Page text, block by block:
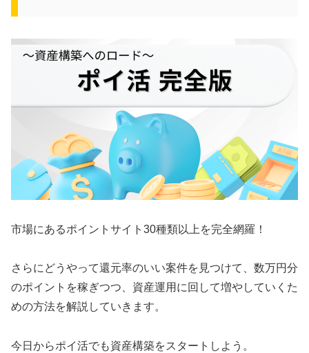
市場にあるポイントサイト30種類以上を完全網羅！
さらにどうやって還元率のいい案件を見つけて、数万円分
のポイントを稼ぎつつ、資産運用に回して増やしていくた
めの方法を解説していきます。
今日からポイ活でも資産構築をスタートしよう。